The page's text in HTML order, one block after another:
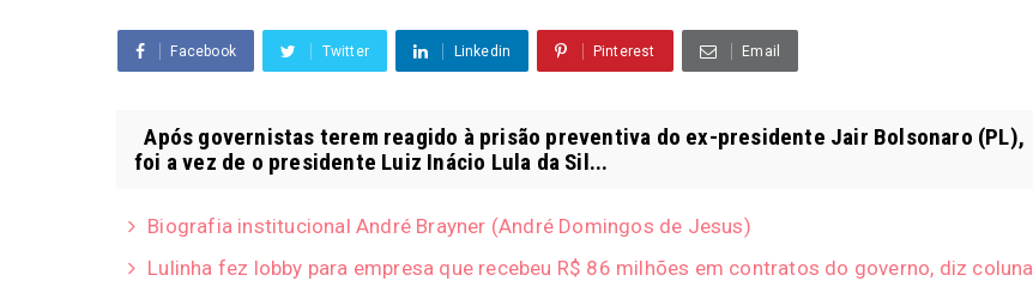
Facebook Twitter Linkedin Pinterest Email
Após governistas terem reagido à prisão preventiva do ex-presidente Jair Bolsonaro (PL),
foi a vez de o presidente Luiz Inácio Lula da Sil...
Biografia institucional André Brayner (André Domingos de Jesus)
Lulinha fez lobby para empresa que recebeu R$ 86 milhões em contratos do governo, diz coluna